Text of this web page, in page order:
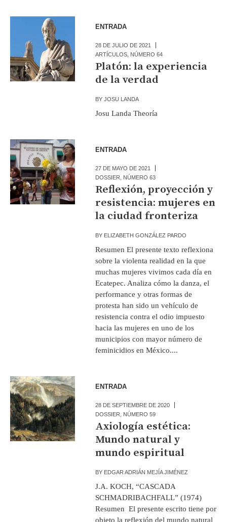
ENTRADA
28 DE JULIO DE 2021
ARTÍCULOS NÚMERO 64
Platón: la experiencia
de la verdad
BYJOSU LANDA
Josu Landa Theoría
ENTRADA
27 DE MAYO DE 2021
DOSSIER
NÚMERO 63
Reflexión, proyección y
resistencia: mujeres en
la ciudad fronteriza
BY ELIZABETH GONZÁLEZ PARDO
Resumen El presente texto reflexiona
sobre la violenta realidad en la que
muchas mujeres vivimos cada día en
Ecatepec. Analiza cómo la danza, el
performance y otras formas de
protesta han sido un vehículo de
resistencia contra el odio impuesto
hacia las mujeres en uno de los
municipios con mayor número de
feminicidios en México....
ENTRADA
28 DE SEPTIEMBRE DE 2020
DOSSIER
NÚMERO 59
Axiología estética:
Mundo natural y
mundo espiritual
BY EDGAR ADRIÁN MEJÍA JIMÉNEZ
J.A. KOCH, “CASCADA
SCHMADRIBACHFALL” (1974)
Resumen El presente escrito tiene por
objeto la reflexión del mundo natural